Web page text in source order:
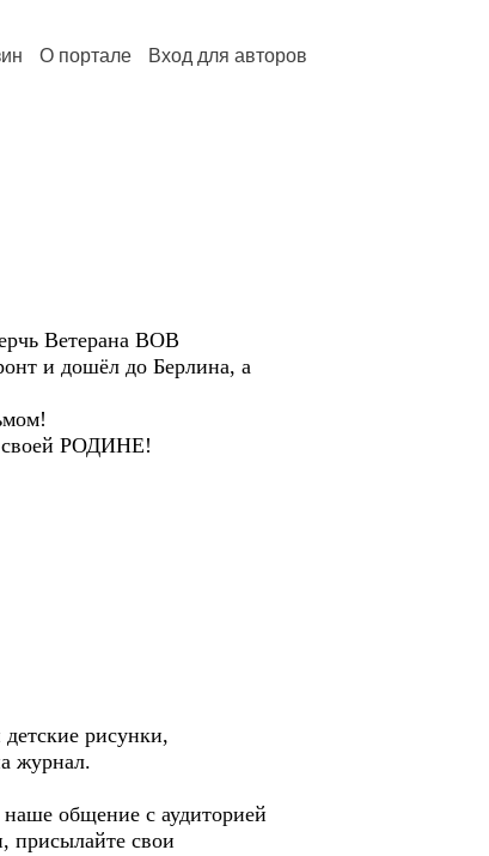
О портале Вход для авторов
Ветерана ВОВ
и дошёл до Берлина, а
своей РОДИНЕ!
рисунки,
журнал.
общение с аудиторией
присылайте свои